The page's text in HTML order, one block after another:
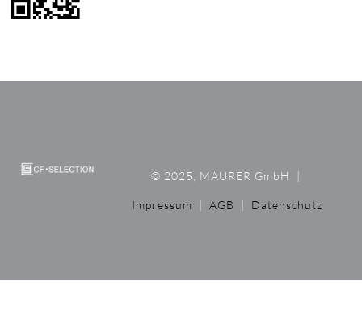
© 2025, MAURER GmbH |
Impressum | AGB | Datenschutz